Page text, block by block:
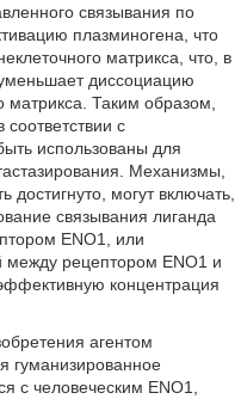
связывания по
плазминогена, что
матрикса, что, в
диссоциацию
матрикса. Таким образом,
с
использованы для
Механизмы,
могут включать,
связывания лиганда
ENO1, или
между рецептором ENO1 и
концентрация
агентом
гуманизированное
с человеческим ENO1,